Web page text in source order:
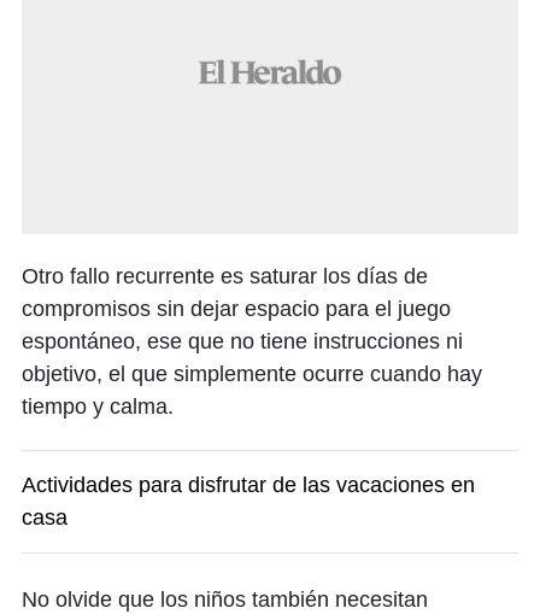
Otro fallo recurrente es saturar los días de
compromisos sin dejar espacio para el juego
espontáneo, ese que no tiene instrucciones ni
objetivo, el que simplemente ocurre cuando hay
tiempo y calma.
Actividades para disfrutar de las vacaciones en
casa
No olvide que los niños también necesitan